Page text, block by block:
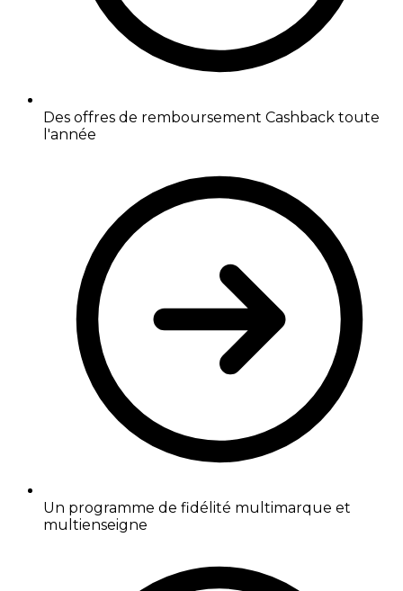
Des offres de remboursement Cashback toute
l'année
Un programme de fidélité multimarque et
multienseigne